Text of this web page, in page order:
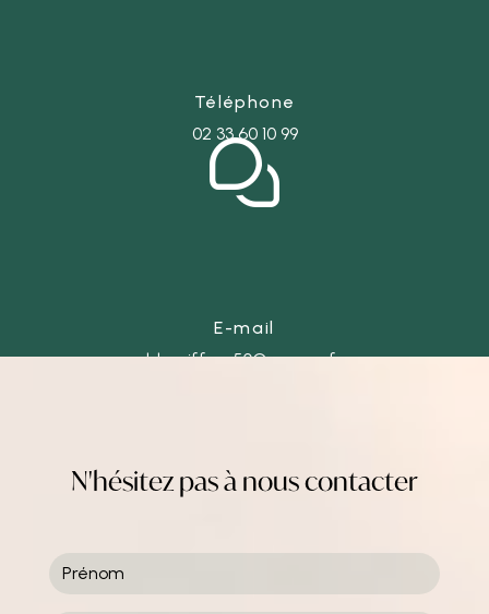
Téléphone
02 33 60 10 99
E-mail
ld-coiffure50@orange.fr
N'hésitez pas à nous contacter